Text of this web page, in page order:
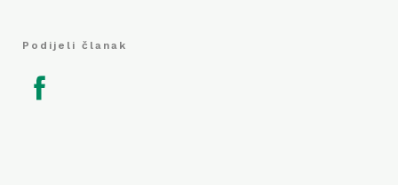
Podijeli članak